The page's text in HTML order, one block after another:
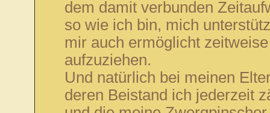
dem damit verbunden
so wie ich bin, mich
mir auch ermöglicht
aufzuziehen.
Und natürlich bei meinen
deren Beistand ich jederzeit